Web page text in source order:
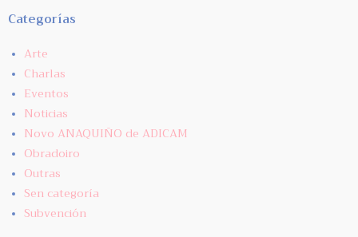
Categorías
Arte
Charlas
Eventos
Noticias
Novo ANAQUIÑO de ADICAM
Obradoiro
Outras
Sen categoría
Subvención